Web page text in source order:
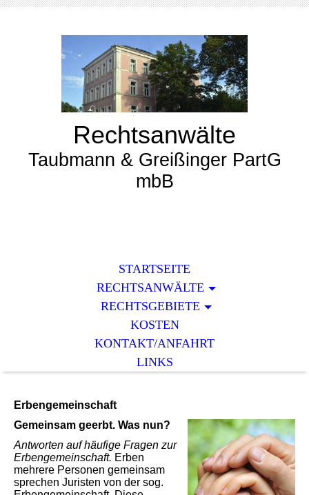
Rechtsanwälte
Taubmann & Greißinger PartG
mbB
STARTSEITE
RECHTSANWÄLTE
RECHTSGEBIETE
KOSTEN
KONTAKT/ANFAHRT
LINKS
Erbengemeinschaft
Gemeinsam geerbt. Was nun?
Antworten auf häufige Fragen zur
Erbengemeinschaft. Erben
mehrere Personen gemeinsam
sprechen Juristen von der sog.